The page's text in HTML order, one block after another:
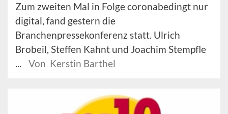
Zum zweiten Mal in Folge coronabedingt nur
digital, fand gestern die
Branchenpressekonferenz statt. Ulrich
Brobeil, Steffen Kahnt und Joachim Stempfle
...
Von Kerstin Barthel